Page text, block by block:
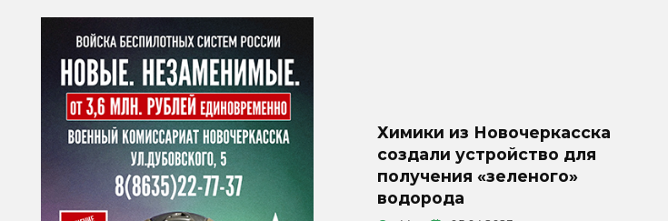
Химики из Новочеркасска
создали устройство для
получения «зеленого»
водорода